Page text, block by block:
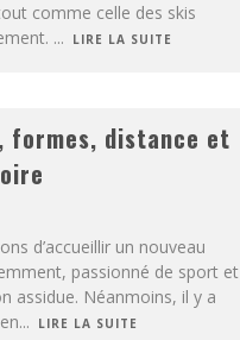
comme celle des skis
... LIRE LA SUITE
formes, distance et
d’accueillir un nouveau
passionné de sport et
assidue. Néanmoins, il y a
... LIRE LA SUITE